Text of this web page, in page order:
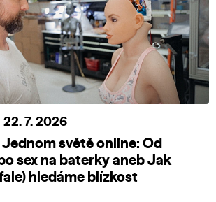
22. 7. 2026
světě online: Od
sex na baterky aneb Jak
hledáme blízkost